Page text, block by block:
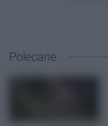
Polecane